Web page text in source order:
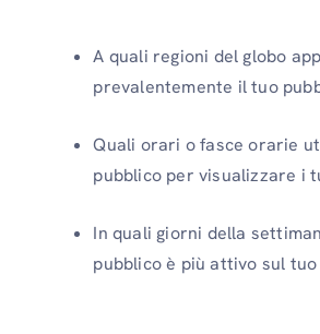
A quali regioni del globo
prevalentemente il tuo
Quali orari o fasce orarie
pubblico per visualizzare i
In quali giorni della
pubblico è più attivo sul tuo